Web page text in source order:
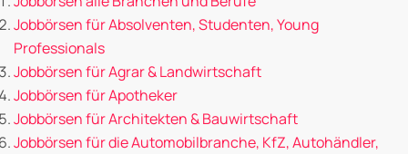
Jobbörsen für Absolventen, Studenten, Young
Professionals
Jobbörsen für Agrar & Landwirtschaft
Jobbörsen für Apotheker
Jobbörsen für Architekten & Bauwirtschaft
Jobbörsen für die Automobilbranche, KfZ, Autohändler,